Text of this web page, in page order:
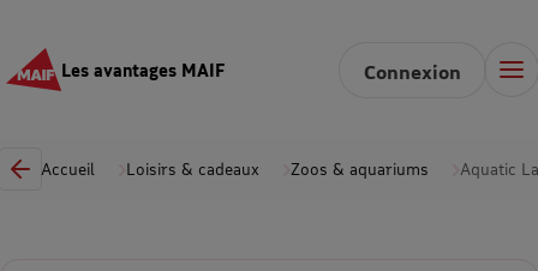
Les avantages MAIF Connexion
Accueil Loisirs & cadeaux Zoos & aquariums Aquatic